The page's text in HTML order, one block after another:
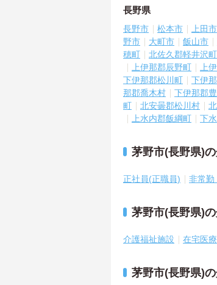
長野県
長野市 松本市 上田市
野市
大町市 飯山市
穂町
北佐久郡軽井沢町
上伊那郡辰野町
上
下伊那郡松川町
下伊
那郡喬木村
下伊那郡
町
北安曇郡松川村
上水内郡飯綱町
下
茅野市(長野県)
正社員(正職員) 非常勤
茅野市(長野県)
介護福祉施設 在宅医療
茅野市(長野県)